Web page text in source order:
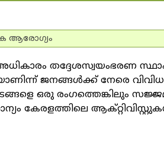
ആരോഗ്യം
തദ്ദേശസ്വയംഭരണ
ജനങ്ങള്‍ക്ക് നേരെ
ഒരു രംഗത്തെങ്കിലും
കേരളത്തിലെ